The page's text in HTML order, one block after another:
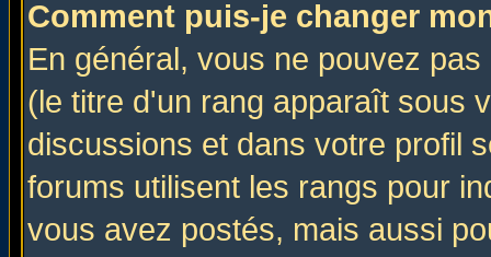
Comment puis-je changer
En général, vous ne pouvez
(le titre d'un rang apparaît sous
discussions et dans votre profil
forums utilisent les rangs pour
vous avez postés, mais aussi